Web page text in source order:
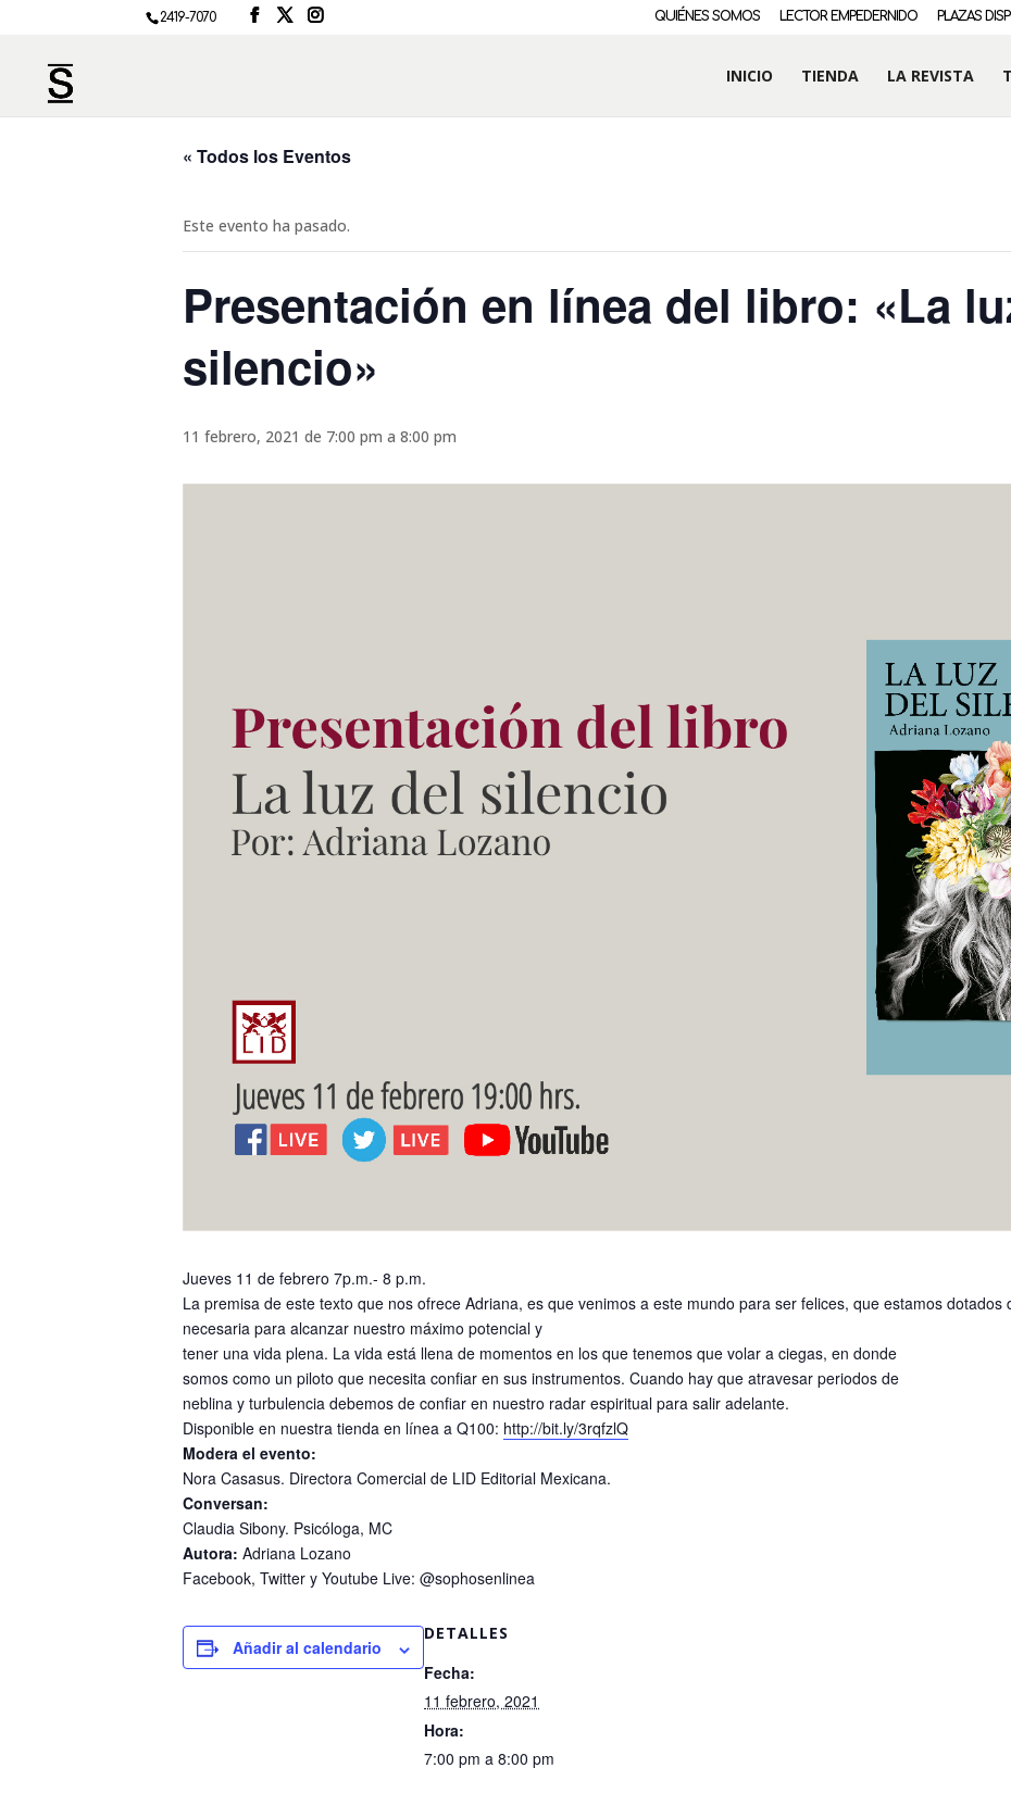
2419-7070 QUIÉNES SOMOS LECTOR EMPEDERNIDO PLAZAS
INICIO TIENDA LA REVISTA
« Todos los Eventos
Este evento ha pasado.
Presentación en línea del libro: «La
silencio»
11 febrero, 2021 de 7:00 pm a 8:00 pm
Jueves 11 de febrero 7p.m.- 8 p.m.
La premisa de este texto que nos ofrece Adriana, es que venimos a este mundo para ser felices, que estamos dotados
necesaria para alcanzar nuestro máximo potencial y
tener una vida plena. La vida está llena de momentos en los que tenemos que volar a ciegas, en donde
somos como un piloto que necesita confiar en sus instrumentos. Cuando hay que atravesar periodos de
neblina y turbulencia debemos de confiar en nuestro radar espiritual para salir adelante.
Disponible en nuestra tienda en línea a Q100: http://bit.ly/3rqfzlQ
Modera el evento:
Nora Casasus. Directora Comercial de LID Editorial Mexicana.
Conversan:
Claudia Sibony. Psicóloga, MC
Autora: Adriana Lozano
Facebook, Twitter y Youtube Live: @sophosenlinea
Añadir al calendario
DETALLES
Fecha:
11 febrero, 2021
Hora:
7:00 pm a 8:00 pm